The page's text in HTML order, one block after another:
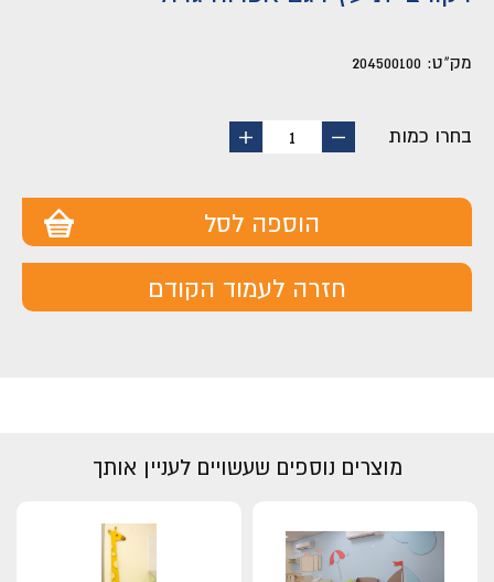
מק"ט: 204500100
בחרו כמות
החסר
1
הוסף
הוספה לסל
חזרה לעמוד הקודם
מוצרים נוספים שעשויים לעניין אותך